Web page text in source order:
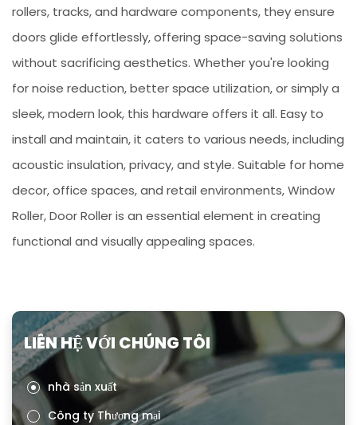
rollers, tracks, and hardware components, they ensure
doors glide effortlessly, offering space-saving solutions
without sacrificing aesthetics. Whether you're looking
for noise reduction, better space utilization, or simply a
sleek, modern look, this hardware offers it all. Easy to
install and maintain, it caters to various needs, including
acoustic insulation, privacy, and style. Suitable for home
decor, office spaces, and retail environments, Window
Roller, Door Roller is an essential element in creating
functional and visually appealing spaces.
LIÊN HỆ VỚI CHÚNG TÔI
nhà sản xuất
Công ty Thương mại